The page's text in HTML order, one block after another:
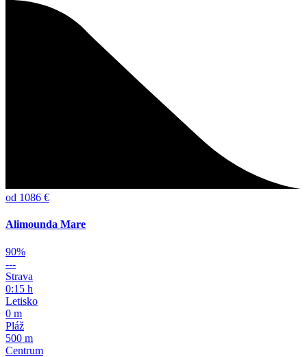
od 1086 €
Alimounda Mare
90%
---
Strava
0:15 h
Letisko
0 m
Pláž
500 m
Centrum